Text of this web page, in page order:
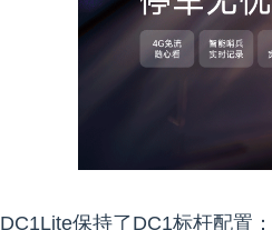
DC1Lite保持了DC1标杆配置